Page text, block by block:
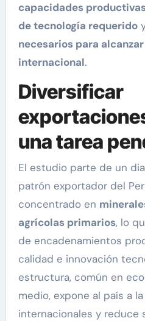
capacidades
de tecnología requerido
necesarios para
internacional.
Diversificar
una tarea
El estudio parte de un
patrón exportador del
concentrado en
agrícolas primarios, lo
de encadenamientos
calidad e innovación
estructura, común en
medio, expone al país a
internacionales y reduce